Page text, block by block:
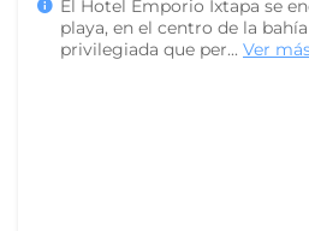
El Hotel Emporio Ixtapa se
playa, en el centro de la
privilegiada que per... Ver